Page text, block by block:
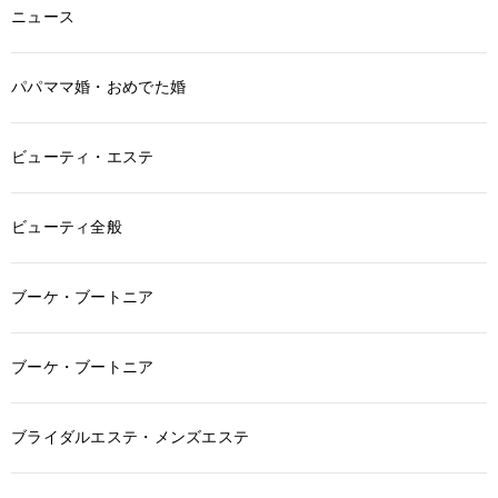
ニュース
パパママ婚・おめでた婚
ビューティ・エステ
ビューティ全般
ブーケ・ブートニア
ブーケ・ブートニア
ブライダルエステ・メンズエステ